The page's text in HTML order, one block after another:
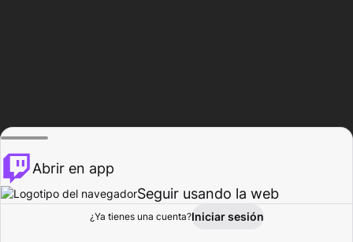
Explorar Actividad
Abrir en app
Seguir usando la web
¿Ya tienes una cuenta?Iniciar sesión